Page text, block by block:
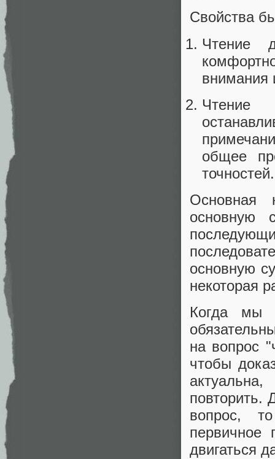
Свойства
Чтение
внимания
общее
точностей.
Основная
основную
основную
некоторая
Когда мы
на вопрос
чтобы
повторить.
вопрос,
первичное
двигаться